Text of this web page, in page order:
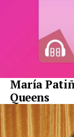
María
Queens